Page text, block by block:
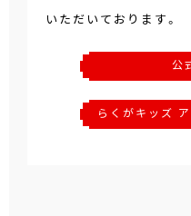
いただいております。
公
らくがキッズ